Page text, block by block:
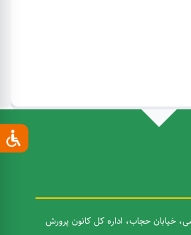
خیابان حجاب، اداره کل کانون پرورش